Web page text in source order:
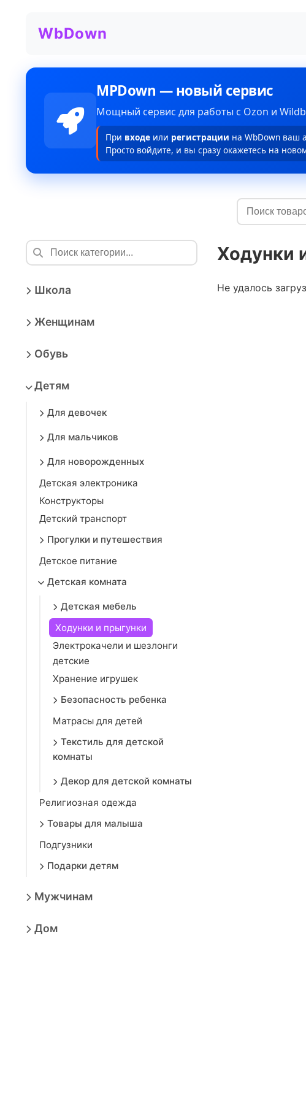
WbDown
MPDown — новый сервис
Мощный сервис для работы с Ozon и
При входе или регистрации на WbDown ваш
Просто войдите, и вы сразу окажетесь на
Школа
Женщинам
Обувь
Детям
Для девочек
Для мальчиков
Для новорожденных
Детская электроника
Конструкторы
Детский транспорт
Прогулки и путешествия
Детское питание
Детская комната
Детская мебель
Ходунки и прыгунки
Электрокачели и шезлонги
детские
Хранение игрушек
Безопасность ребенка
Матрасы для детей
Текстиль для детской
комнаты
Декор для детской комнаты
Религиозная одежда
Товары для малыша
Подгузники
Подарки детям
Мужчинам
Дом
Ходунки
Не удалось